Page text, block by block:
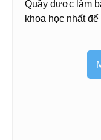
Quầy được làm
khoa học nhất